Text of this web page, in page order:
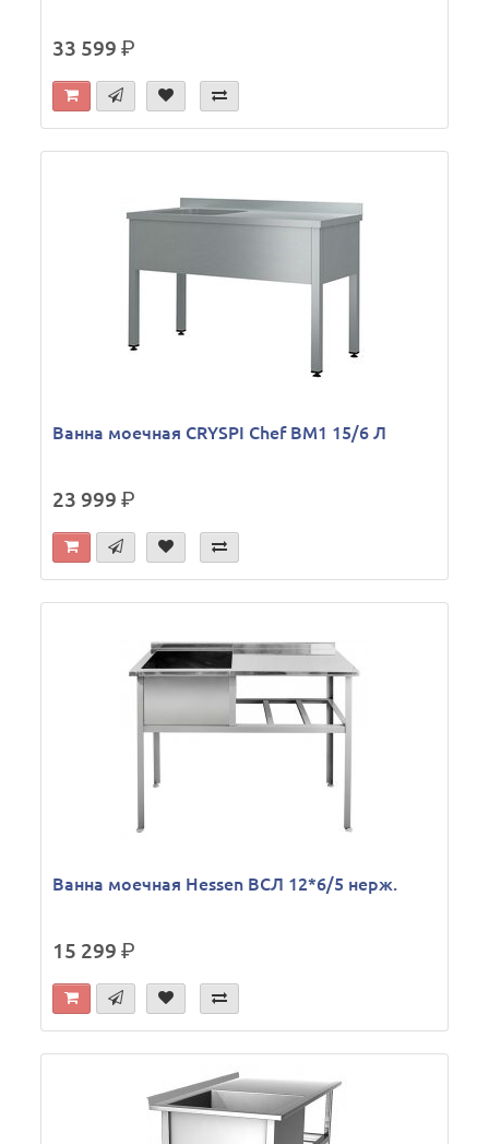
33 599р.
Ванна моечная CRYSPI Chef ВМ1 15/6 Л
23 999р.
Ванна моечная Hessen ВСЛ 12*6/5 нерж.
15 299р.